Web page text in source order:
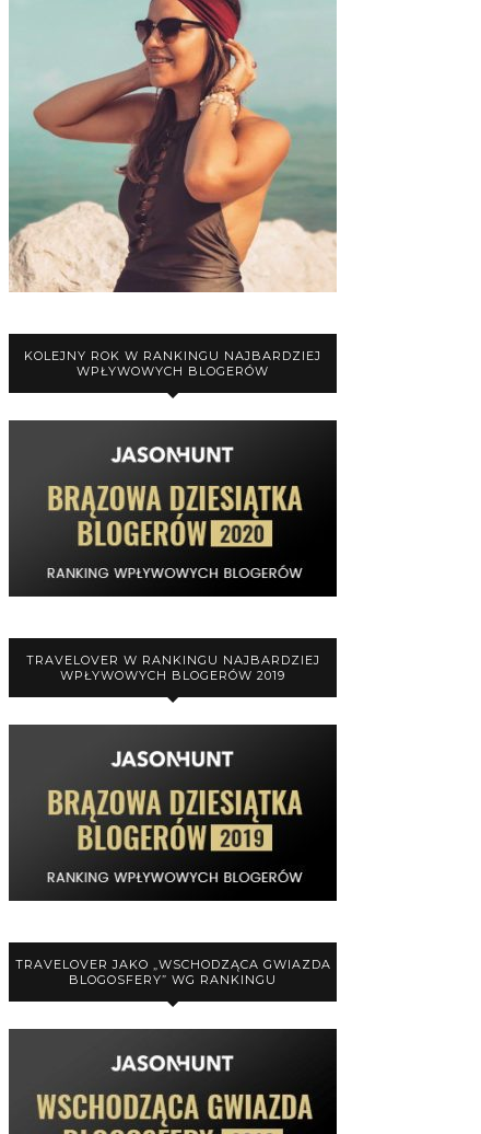
KOLEJNY ROK W RANKINGU NAJBARDZIEJ
WPŁYWOWYCH BLOGERÓW
TRAVELOVER W RANKINGU NAJBARDZIEJ
WPŁYWOWYCH BLOGERÓW 2019
TRAVELOVER JAKO „WSCHODZĄCA GWIAZDA
BLOGOSFERY” WG RANKINGU